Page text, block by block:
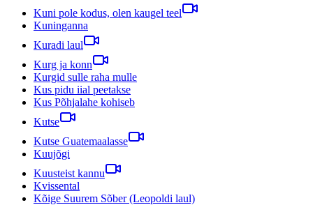
Kuni pole kodus, olen kaugel teel
Kuninganna
Kuradi laul
Kurg ja konn
Kurgid sulle raha mulle
Kus pidu iial peetakse
Kus Põhjalahe kohiseb
Kutse
Kutse Guatemaalasse
Kuujõgi
Kuusteist kannu
Kvissental
Kõige Suurem Sõber (Leopoldi laul)